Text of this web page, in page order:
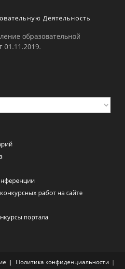
Деятельность
образовательной
01.11.2019.
работ на сайте
портала
Политика конфиденциальности